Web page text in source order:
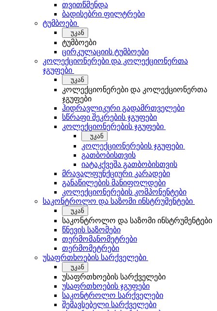
თვითწმენდა
ბადისებრი ფილტრები
ტუმბოები
უკან
ტუმბოები
ცირკულაციის ტუმბოები
კოლექციონერები და კოლექციონერთა
ჯგუფები
უკან
კოლექციონერები და კოლექციონერთა
ჯგუფები
ჰიდრავლიკური გადამრთველები
სწრაფი შეკრების ჯგუფები
კოლექციონერების ჯგუფები
უკან
კოლექციონერების ჯგუფები
გათბობისთვის
იატაკქვეშა გათბობისთვის
მრავალფუნქციური კარადები
განაწილების მანიფოლდები
კოლექციონერების კომპონენტები
საკონტროლო და საზომი ინსტრუმენტები
უკან
საკონტროლო და საზომი ინსტრუმენტები
წნევის საზომები
თერმომანომეტრები
თერმომეტრები
უსაფრთხოების სარქველები
უკან
უსაფრთხოების სარქველები
უსაფრთხოების ჯგუფები
საკონტროლო სარქველები
შემავსებელი სარქველები